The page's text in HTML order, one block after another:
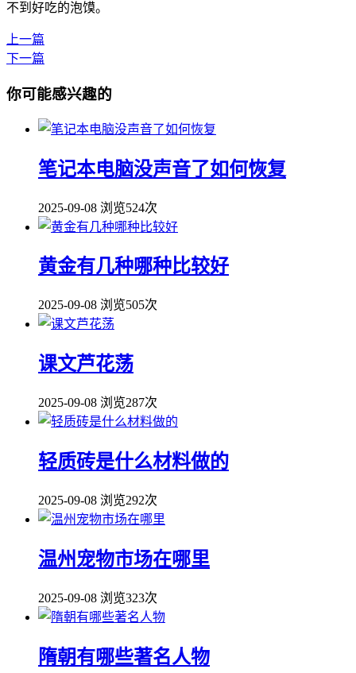
不到好吃的泡馍。
上一篇
下一篇
你可能感兴趣的
笔记本电脑没声音了如何恢复
2025-09-08 浏览524次
黄金有几种哪种比较好
2025-09-08 浏览505次
课文芦花荡
2025-09-08 浏览287次
轻质砖是什么材料做的
2025-09-08 浏览292次
温州宠物市场在哪里
2025-09-08 浏览323次
隋朝有哪些著名人物